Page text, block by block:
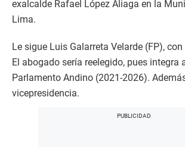
exalcalde Rafael López Aliaga en la
Lima.
Le sigue Luis Galarreta Velarde (FP),
El abogado sería reelegido, pues integra
Parlamento Andino (2021-2026).
vicepresidencia.